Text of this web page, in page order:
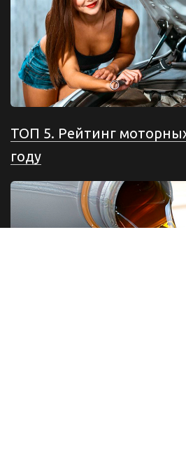
ТОП 5. Рейтинг
году